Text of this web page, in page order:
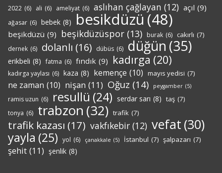
2022 (6) ali (6) ameliyat (6) aslıhan çağlayan (12) açıl (9)
ağasar (6) bebek (8) besikdüzü(48)
beşikdüzü (9) beşikdüzüspor (13) burak (6) cakırlı (7)
dernek (6) dolanlı (16) dübüs (6) düğün (35)
erikbeli (8) fatma (6) fındık (9) kadırga (20)
kadırga yaylası (6) kaza (8) kemençe (10) mayıs yedisi (7)
ne zaman (10) nişan (11) Oğuz (14) peygamber (5)
ramis uzun (6) resullü (24) serdar sarı (8) taş (7)
tonya (6) trabzon (32) trafik (7)
trafik kazası (17) vakfıkebir (12) vefat (30)
yayla (25) yol (6) çanakkale (5) İstanbul (7) şalpazarı (7)
şehit (11) şenlik (8)